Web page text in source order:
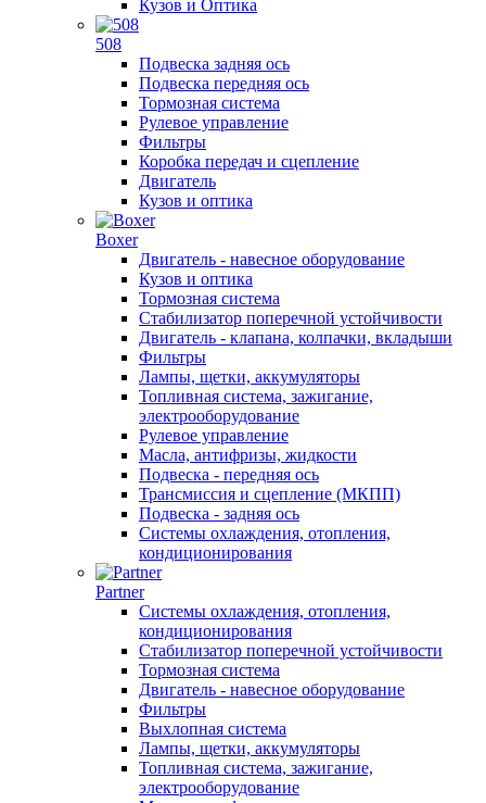
Кузов и Оптика
508
Подвеска задняя ось
Подвеска передняя ось
Тормозная система
Рулевое управление
Фильтры
Коробка передач и сцепление
Двигатель
Кузов и оптика
Boxer
Двигатель - навесное оборудование
Кузов и оптика
Тормозная система
Стабилизатор поперечной устойчивости
Двигатель - клапана, колпачки, вкладыши
Фильтры
Лампы, щетки, аккумуляторы
Топливная система, зажигание,
электрооборудование
Рулевое управление
Масла, антифризы, жидкости
Подвеска - передняя ось
Трансмиссия и сцепление (МКПП)
Подвеска - задняя ось
Системы охлаждения, отопления,
кондиционирования
Partner
Системы охлаждения, отопления,
кондиционирования
Стабилизатор поперечной устойчивости
Тормозная система
Двигатель - навесное оборудование
Фильтры
Выхлопная система
Лампы, щетки, аккумуляторы
Топливная система, зажигание,
электрооборудование